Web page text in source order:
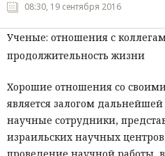
08:30, 19 сентября 2016
Ученые: отношения с
продолжительность жизни
Хорошие отношения со
является залогом
научные сотрудники,
израильских научных